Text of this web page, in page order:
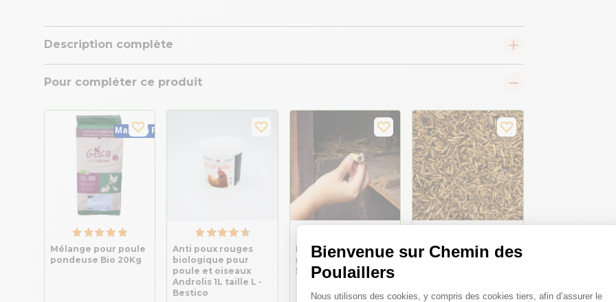
Bienvenue sur Chemin des
Poulaillers
Plateforme de Gestion du
Nous utilisons des cookies, y compris des cookies tiers, afin d’assurer le
Description complète
Pour compléter ce produit
Made in France
Mélange pour poule
pondeuse Bio 20Kg
Anti poux rouges
biologique pour
poule et oiseaux
Androlis 1L taille L -
Bestico
Détecteur de poux
rouges pour poule x
5 - Bestico
Larves de mouche
soldat soufflées
Bestico